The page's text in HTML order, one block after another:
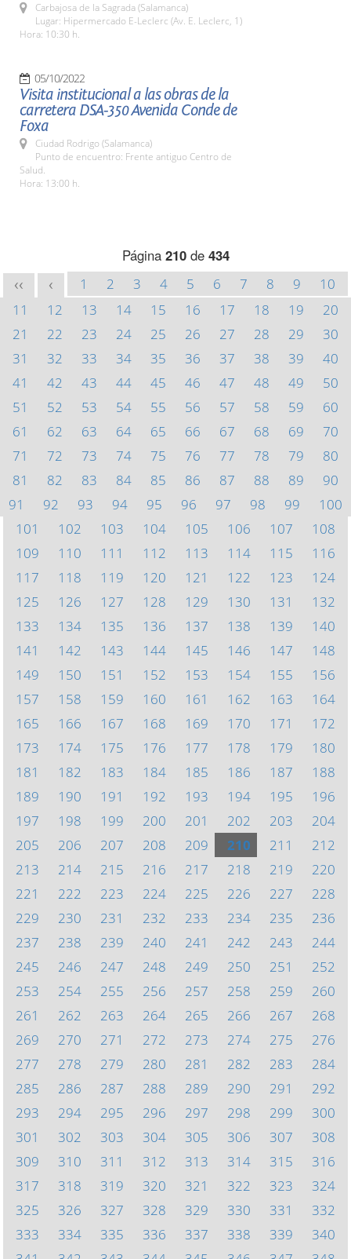
Carbajosa de la Sagrada (Salamanca)
Lugar: Hipermercado E-Leclerc (Av. E. Leclerc, 1)
Hora: 10:30 h.
05/10/2022
Visita institucional a las obras de la
carretera DSA-350 Avenida Conde de
Foxa
Ciudad Rodrigo (Salamanca)
Punto de encuentro: Frente antiguo Centro de
Salud.
Hora: 13:00 h.
Página 210de 434
<< < 1 2 3 4 5 6 7 8 9
10
11
12 13 14 15 16 17 18 19
20
21
22 23 24 25 26 27 28 29
30
31
32 33 34 35 36 37 38 39
40
41
42 43 44 45 46 47 48 49
50
51
52 53 54 55 56 57 58 59
60
61
62 63 64 65 66 67 68 69
70
71
72 73 74 75 76 77 78 79
80
81
82 83 84 85 86 87 88 89
90
91
92 93 94 95 96 97 98 99
100
101
102 103 104 105 106 107
108
109
110 111 112 113 114 115
116
117
118 119 120 121 122 123
124
125
126 127 128 129 130 131
132
133
134 135 136 137 138 139
140
141
142 143 144 145 146 147
148
149
150 151 152 153 154 155
156
157
158 159 160 161 162 163
164
165
166 167 168 169 170 171
172
173
174 175 176 177 178 179
180
181
182 183 184 185 186 187
188
189
190 191 192 193 194 195
196
197
198 199 200 201 202 203
204
205
206 207 208 209 210 211
212
213
214 215 216 217 218 219
220
221
222 223 224 225 226 227
228
229
230 231 232 233 234 235
236
237
238 239 240 241 242 243
244
245
246 247 248 249 250 251
252
253
254 255 256 257 258 259
260
261
262 263 264 265 266 267
268
269
270 271 272 273 274 275
276
277
278 279 280 281 282 283
284
285
286 287 288 289 290 291
292
293
294 295 296 297 298 299
300
301
302 303 304 305 306 307
308
309
310 311 312 313 314 315
316
317
318 319 320 321 322 323
324
325
326 327 328 329 330 331
332
333
334 335 336 337 338 339
340